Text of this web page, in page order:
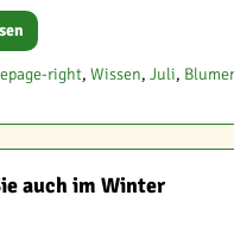
right, Wissen, Juli,
auch im Winter